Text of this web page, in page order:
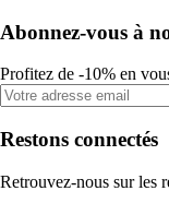
Abonnez-vous à
Profitez de -10% en
Restons connectés
Retrouvez-nous sur les